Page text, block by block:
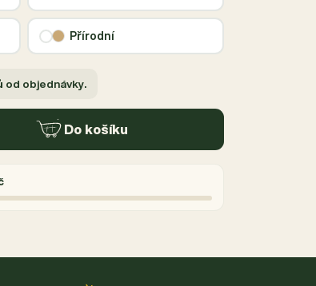
Přírodní
od objednávky.
Do košíku